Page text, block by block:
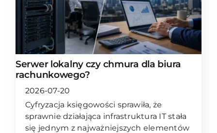
Serwer lokalny czy chmura dla biura
rachunkowego?
2026-07-20
Cyfryzacja księgowości sprawiła, że
sprawnie działająca infrastruktura IT stała
się jednym z najważniejszych elementów